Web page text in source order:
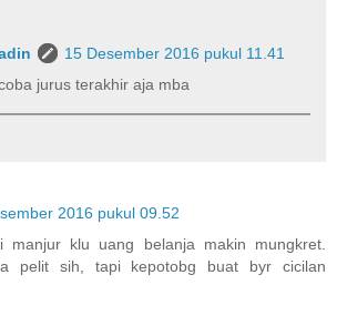
15 Desember 2016 pukul 11.41
jurus terakhir aja mba
2016 pukul 09.52
klu uang belanja makin mungkret.
pelit sih, tapi kepotobg buat byr cicilan